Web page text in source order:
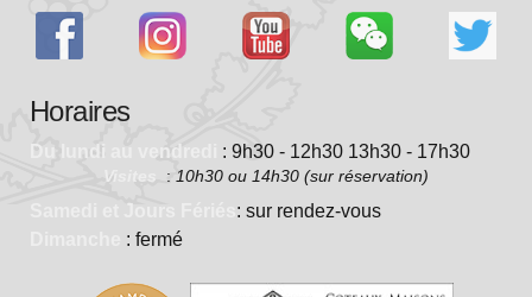
Horaires
Du lundi au vendredi : 9h30 - 12h30 13h30 - 17h30
Visites : 10h30 ou 14h30 (sur réservation)
Samedi et Jours Fériés : sur rendez-vous
: fermé